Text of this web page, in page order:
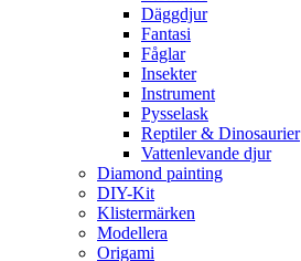
Däggdjur
Fantasi
Fåglar
Insekter
Instrument
Pysselask
Reptiler & Dinosaurier
Vattenlevande djur
Diamond painting
DIY-Kit
Klistermärken
Modellera
Origami